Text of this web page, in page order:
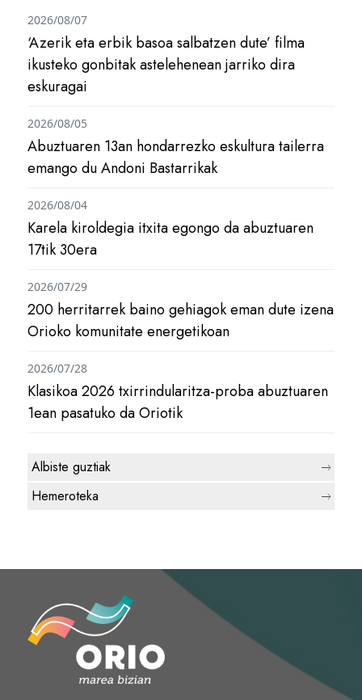
‘Azerik eta erbik basoa salbatzen dute’ filma
ikusteko gonbitak astelehenean jarriko dira
eskuragai
2026/08/07
Abuztuaren 13an hondarrezko eskultura tailerra
emango du Andoni Bastarrikak
2026/08/05
Karela kiroldegia itxita egongo da abuztuaren
17tik 30era
2026/08/04
200 herritarrek baino gehiagok eman dute izena
Orioko komunitate energetikoan
2026/07/29
Klasikoa 2026 txirrindularitza-proba abuztuaren
1ean pasatuko da Oriotik
2026/07/28
Albiste guztiak
Hemeroteka